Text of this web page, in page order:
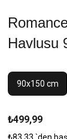
Havlusu
90x150 cm
₺499,99